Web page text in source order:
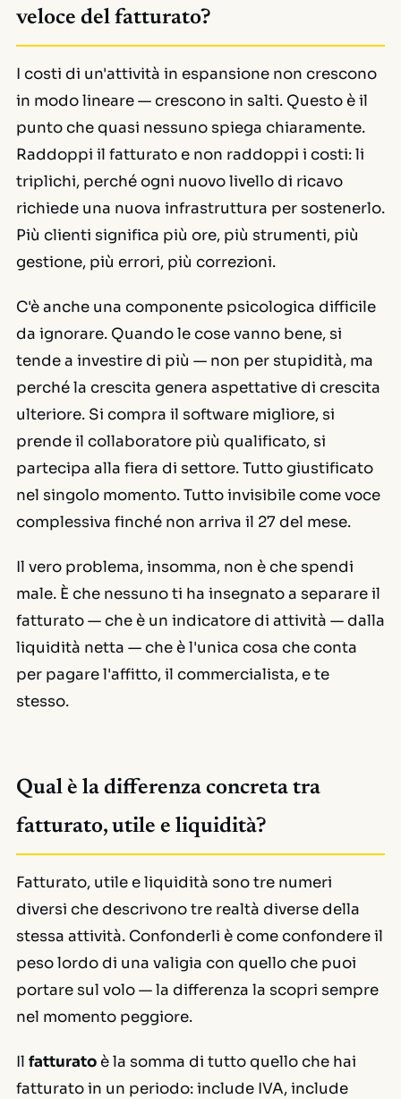
veloce del fatturato?
I costi di un'attività in espansione non crescono
in modo lineare — crescono in salti. Questo è il
punto che quasi nessuno spiega chiaramente.
Raddoppi il fatturato e non raddoppi i costi: li
triplichi, perché ogni nuovo livello di ricavo
richiede una nuova infrastruttura per sostenerlo.
Più clienti significa più ore, più strumenti, più
gestione, più errori, più correzioni.
C'è anche una componente psicologica difficile
da ignorare. Quando le cose vanno bene, si
tende a investire di più — non per stupidità, ma
perché la crescita genera aspettative di crescita
ulteriore. Si compra il software migliore, si
prende il collaboratore più qualificato, si
partecipa alla fiera di settore. Tutto giustificato
nel singolo momento. Tutto invisibile come voce
complessiva finché non arriva il 27 del mese.
Il vero problema, insomma, non è che spendi
male. È che nessuno ti ha insegnato a separare il
fatturato — che è un indicatore di attività — dalla
liquidità netta — che è l'unica cosa che conta
per pagare l'affitto, il commercialista, e te
stesso.
Qual è la differenza concreta tra
fatturato, utile e liquidità?
Fatturato, utile e liquidità sono tre numeri
diversi che descrivono tre realtà diverse della
stessa attività. Confonderli è come confondere il
peso lordo di una valigia con quello che puoi
portare sul volo — la differenza la scopri sempre
nel momento peggiore.
Il fatturatoè la somma di tutto quello che hai
fatturato in un periodo: include IVA, include